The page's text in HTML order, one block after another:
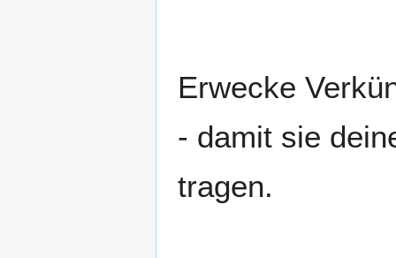
Erwecke
- damit sie
tragen.